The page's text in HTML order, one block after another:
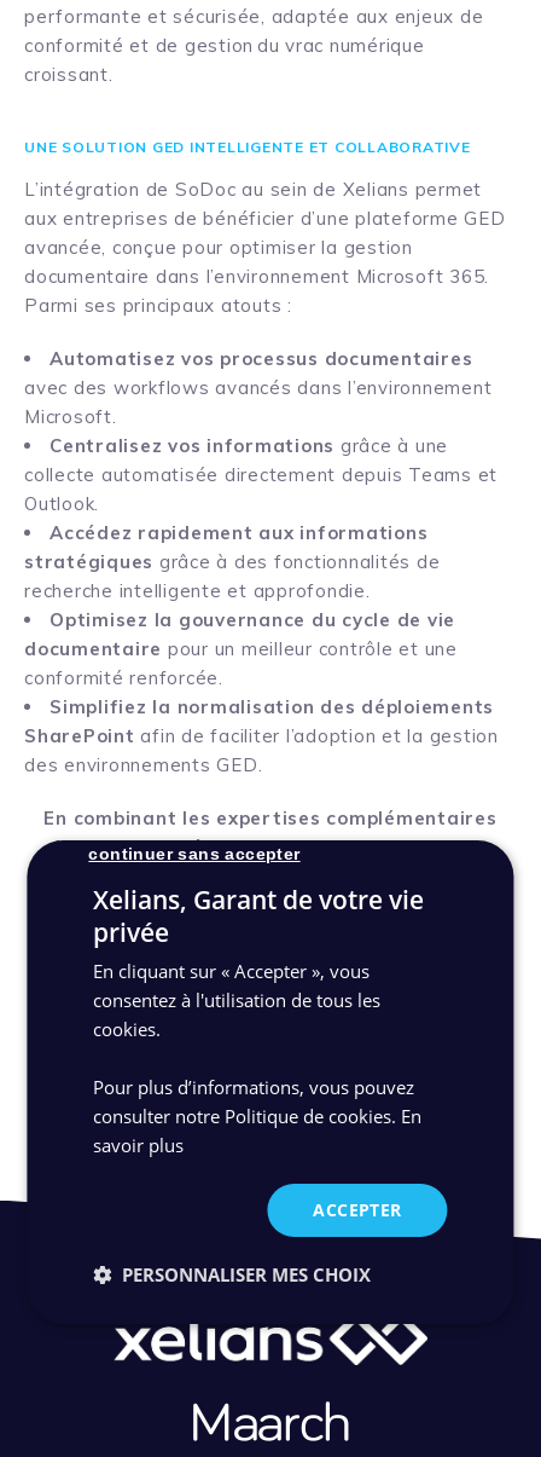
performante et sécurisée, adaptée aux enjeux de
conformité et de gestion du vrac numérique
croissant.
UNE SOLUTION GED INTELLIGENTE ET COLLABORATIVE
L’intégration de SoDoc au sein de Xelians permet
aux entreprises de bénéficier d’une plateforme GED
avancée, conçue pour optimiser la gestion
documentaire dans l’environnement Microsoft 365.
Parmi ses principaux atouts :
Automatisez vos processus documentaires
avec des workflows avancés dans l’environnement
Microsoft.
Centralisez vos informations grâce à une
collecte automatisée directement depuis Teams et
Outlook.
Accédez rapidement aux informations
stratégiques grâce à des fonctionnalités de
recherche intelligente et approfondie.
Optimisez la gouvernance du cycle de vie
documentaire pour un meilleur contrôle et une
conformité renforcée.
Simplifiez la normalisation des déploiements
SharePoint afin de faciliter l’adoption et la gestion
des environnements GED.
En combinant les expertises complémentaires
des deux entités, le Groupe Xelians s’affirme
comme un acteur clé de la gestion documentaire,
notamment au sein de l’écosystème Microsoft.
Lire le communiqué de presse
Xelians, Garant de votre vie
privée
En cliquant sur « Accepter », vous
consentez à l'utilisation de tous les
cookies.
Pour plus d’informations, vous pouvez
consulter notre Politique de cookies. En
savoir plus
ACCEPTER
continuer sans accepter
PERSONNALISER MES CHOIX